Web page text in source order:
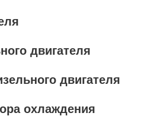
двигателя
двигателя
охлаждения